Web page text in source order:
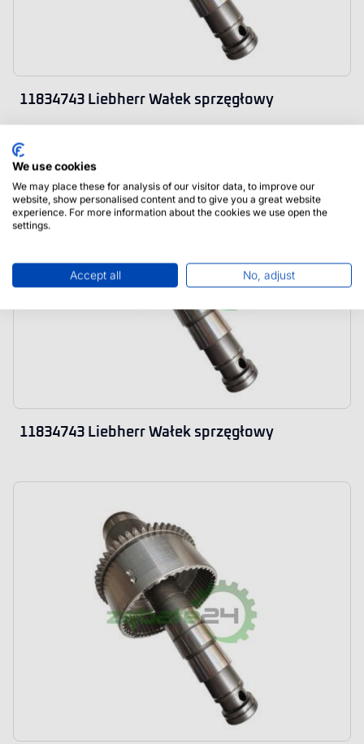
11834743 Liebherr Wałek sprzęgłowy
11834743 Liebherr Wałek sprzęgłowy
We use cookies
We may place these for analysis of our visitor data, to improve our
website, show personalised content and to give you a great website
experience. For more information about the cookies we use open the
settings.
Accept all No, adjust